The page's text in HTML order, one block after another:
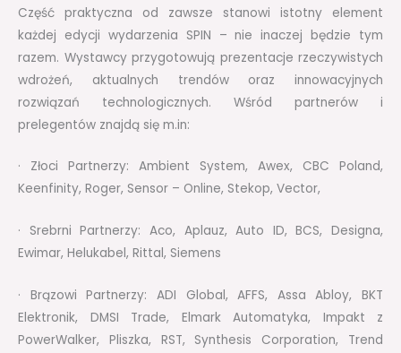
Część praktyczna od zawsze stanowi istotny element
każdej edycji wydarzenia SPIN – nie inaczej będzie tym
razem. Wystawcy przygotowują prezentacje rzeczywistych
wdrożeń, aktualnych trendów oraz innowacyjnych
rozwiązań technologicznych. Wśród partnerów i
prelegentów znajdą się m.in:
· Złoci Partnerzy: Ambient System, Awex, CBC Poland,
Keenfinity, Roger, Sensor – Online, Stekop, Vector,
· Srebrni Partnerzy: Aco, Aplauz, Auto ID, BCS, Designa,
Ewimar, Helukabel, Rittal, Siemens
· Brązowi Partnerzy: ADI Global, AFFS, Assa Abloy, BKT
Elektronik, DMSI Trade, Elmark Automatyka, Impakt z
PowerWalker, Pliszka, RST, Synthesis Corporation, Trend